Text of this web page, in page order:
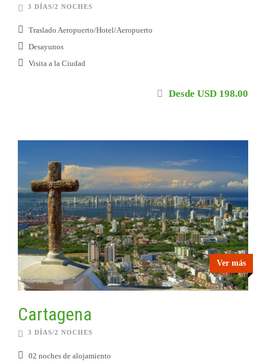
3 DÍAS/2 NOCHES
Traslado Aeropuerto/Hotel/Aeropuerto
Desayunos
Visita a la Ciudad
Desde USD 198.00
Ver más
Cartagena
3 DÍAS/2 NOCHES
02 noches de alojamiento